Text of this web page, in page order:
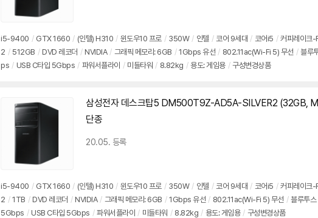
i5-9400 / GTX 1660 / (인텔) H310 / 윈도우10 프로 / 350W / 인텔 / 코어 9세대 / 코어i5 / 커피레이크-
2 / 512GB / DVD 레코더 / NVIDIA / 그래픽 메모리: 6GB / 1Gbps 유선 / 802.11ac(Wi-Fi 5) 무선 / 블루
ps / USB C타입 5Gbps / 파워서플라이 / 미들타워 / 8.82kg / 용도: 게임용 / 구성변경상품
삼성전자 데스크탑5 DM500T9Z-AD5A-SILVER2 (32GB,
단종
20.05. 등록
i5-9400 / GTX 1660 / (인텔) H310 / 윈도우10 프로 / 350W / 인텔 / 코어 9세대 / 코어i5 / 커피레이크-
2 / 1TB / DVD 레코더 / NVIDIA / 그래픽 메모리: 6GB / 1Gbps 유선 / 802.11ac(Wi-Fi 5) 무선 / 블루투스
5Gbps / USB C타입 5Gbps / 파워서플라이 / 미들타워 / 8.82kg / 용도: 게임용 / 구성변경상품